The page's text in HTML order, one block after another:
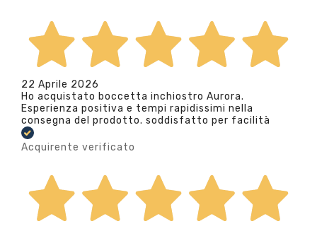
22 Aprile 2026
Ho acquistato boccetta inchiostro Aurora.
Esperienza positiva e tempi rapidissimi nella
consegna del prodotto. soddisfatto per facilità
Acquirente verificato